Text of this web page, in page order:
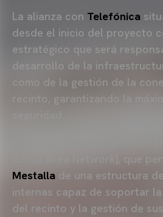
La alianza con Telefónica
desde el inicio del proyecto
estratégico que será
desarrollo de la
como de la gestión de la
recinto, garantizando la
(Local Area Network), que
Mestalla de una estructura
internas capaz de soportar
del recinto y la gestión de